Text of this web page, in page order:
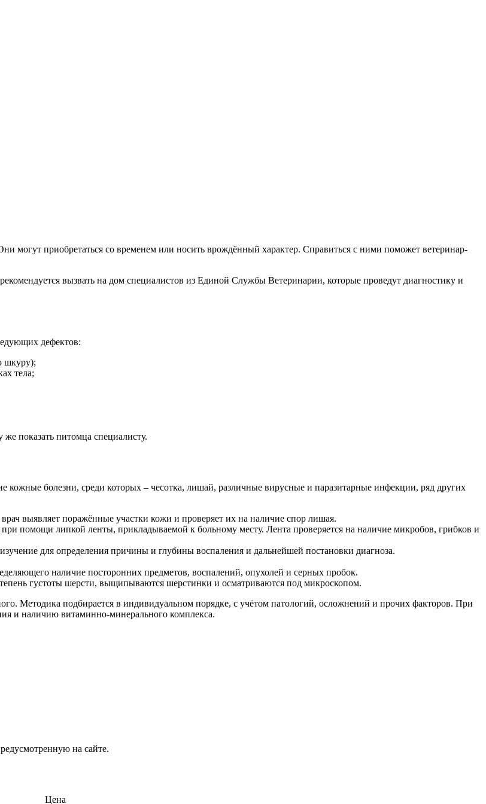
приобретаться со временем или носить врождённый характер. Справиться с ними поможет ветеринар-
вызвать на дом специалистов из Единой Службы Ветеринарии, которые проведут диагностику и
дефектов:
шкуру);
тела;
показать питомца специалисту.
кожные болезни, среди которых – чесотка, лишай, различные вирусные и паразитарные инфекции, ряд других
выявляет поражённые участки кожи и проверяет их на наличие спор лишая.
при помощи липкой ленты, прикладываемой к больному месту. Лента проверяется на наличие микробов, грибков и
для определения причины и глубины воспаления и дальнейшей постановки диагноза.
наличие посторонних предметов, воспалений, опухолей и серных пробок.
густоты шерсти, выщипываются шерстинки и осматриваются под микроскопом.
Методика подбирается в индивидуальном порядке, с учётом патологий, осложнений и прочих факторов. При
и наличию витаминно-минерального комплекса.
на сайте.
Цена